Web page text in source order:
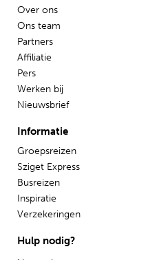
Over ons
Ons team
Partners
Affiliatie
Pers
Werken bij
Nieuwsbrief
Informatie
Groepsreizen
Sziget Express
Busreizen
Inspiratie
Verzekeringen
Hulp nodig?